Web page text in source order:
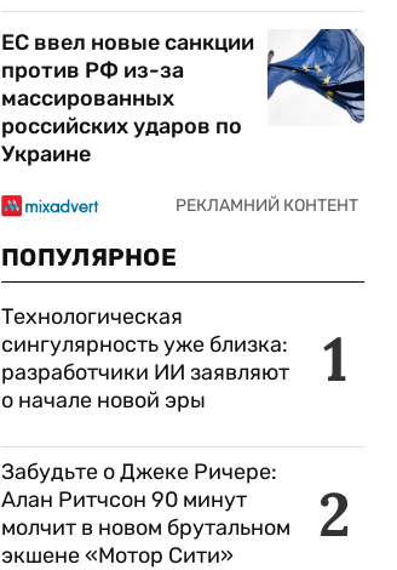
ЕС ввел новые санкции
против РФ из-за
массированных
российских ударов по
Украине
ПОПУЛЯРНОЕ
1
Технологическая
сингулярность уже близка:
разработчики ИИ заявляют
о начале новой эры
2
Забудьте о Джеке Ричере:
Алан Ритчсон 90 минут
молчит в новом брутальном
экшене «Мотор Сити»